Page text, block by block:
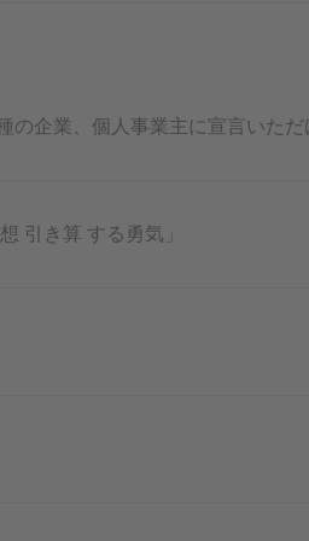
の企業、個人事業主に宣言いた
引き算 する勇気」